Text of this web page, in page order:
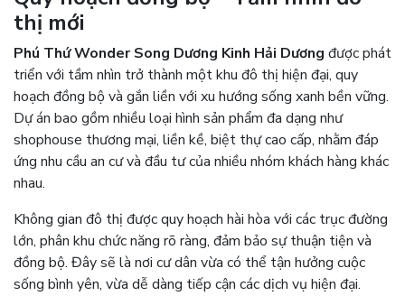
thị mới
Phú Thứ Wonder Song Dương Kinh Hải Dương được phát
triển với tầm nhìn trở thành một khu đô thị hiện đại, quy
hoạch đồng bộ và gắn liền với xu hướng sống xanh bền vững.
Dự án bao gồm nhiều loại hình sản phẩm đa dạng như
shophouse thương mại, liền kề, biệt thự cao cấp, nhằm đáp
ứng nhu cầu an cư và đầu tư của nhiều nhóm khách hàng khác
nhau.
Không gian đô thị được quy hoạch hài hòa với các trục đường
lớn, phân khu chức năng rõ ràng, đảm bảo sự thuận tiện và
đồng bộ. Đây sẽ là nơi cư dân vừa có thể tận hưởng cuộc
sống bình yên, vừa dễ dàng tiếp cận các dịch vụ hiện đại.